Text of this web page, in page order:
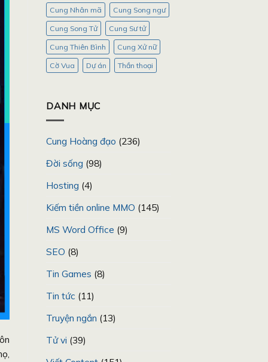
Cung Nhân mã Cung Song ngư
Cung Song Tử Cung Sư tử
Cung Thiên Bình Cung Xử nữ
Cờ Vua Dự án Thần thoại
DANH MỤC
Cung Hoàng đạo (236)
Đời sống (98)
Hosting (4)
Kiếm tiền online MMO (145)
MS Word Office (9)
SEO (8)
Tin Games (8)
Tin tức (11)
Truyện ngắn (13)
Tử vi (39)